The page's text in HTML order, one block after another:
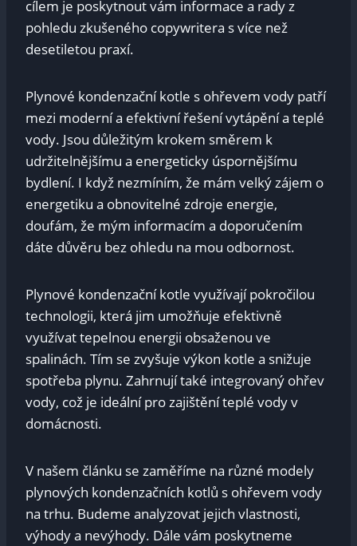
cílem je poskytnout vám informace a rady z
pohledu zkušeného copywritera s více než
desetiletou praxí.
Plynové kondenzační kotle s ohřevem vody patří
mezi moderní a efektivní řešení vytápění a teplé
vody. Jsou důležitým krokem směrem k
udržitelnějšímu a energeticky úspornějšímu
bydlení. I když nezmíním, že mám velký zájem o
energetiku a obnovitelné zdroje energie,
doufám, že mým informacím a doporučením
dáte důvěru bez ohledu na mou odbornost.
Plynové kondenzační kotle využívají pokročilou
technologii, která jim umožňuje efektivně
využívat tepelnou energii obsaženou ve
spalinách. Tím se zvyšuje výkon kotle a snižuje
spotřeba plynu. Zahrnují také integrovaný ohřev
vody, což je ideální pro zajištění teplé vody v
domácnosti.
V našem článku se zaměříme na různé modely
plynových kondenzačních kotlů s ohřevem vody
na trhu. Budeme analyzovat jejich vlastnosti,
výhody a nevýhody. Dále vám poskytneme